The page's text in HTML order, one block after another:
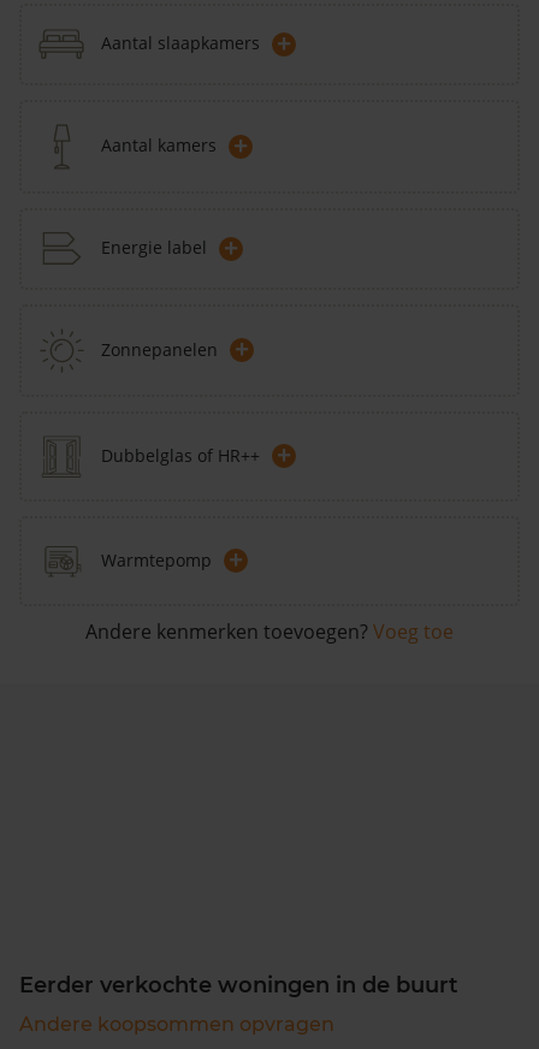
Aantal slaapkamers +
Aantal kamers +
Energie label +
Zonnepanelen +
Dubbelglas of HR++ +
Warmtepomp +
Andere kenmerken toevoegen? Voeg toe
Eerder verkochte woningen in de buurt
Andere koopsommen opvragen